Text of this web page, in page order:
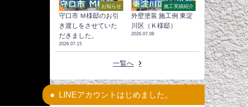
お知らせ
守口市 Ｍ様邸のお引
き渡しをさせていた
だきました。
2026.07.15
施工実績紹介
外壁塗装 施工例 東淀
川区（Ｋ様邸）
2026.07.08
一覧へ
LINEアカウントはじめました。